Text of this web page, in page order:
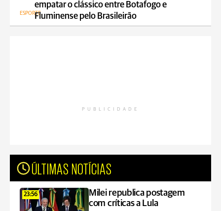
empatar o clássico entre Botafogo e
Fluminense pelo Brasileirão
ESPORTE
PUBLICIDADE
ÚLTIMAS NOTÍCIAS
23:56
Milei republica postagem
com críticas a Lula